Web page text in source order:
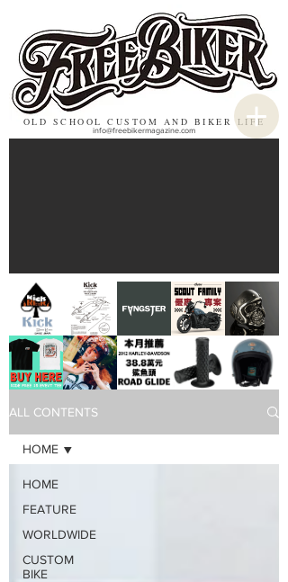
OLD SCHOOL CUSTOM AND BIKER LIFE
info@freebikermagazine.com
ALL CONTENTS
HOME
FEATURE
WORLDWIDE
CUSTOM
BIKE
HOME